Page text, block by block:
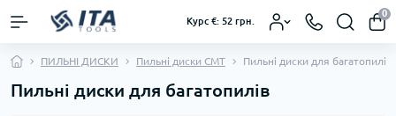
Курс €: 52 грн.
0
ПИЛЬНІ ДИСКИ Пильні диски CMT Пильні диски для багатопилів
Пильні диски для багатопилів